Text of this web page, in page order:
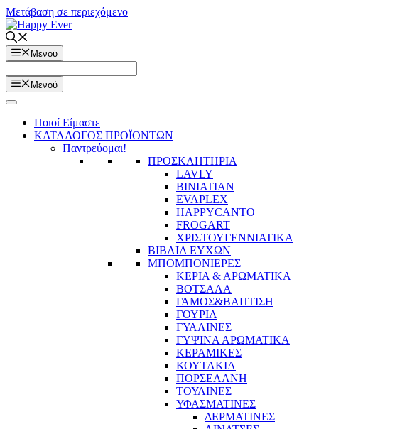
Μετάβαση σε περιεχόμενο
Μενού
Μενού
Ποιοί Είμαστε
ΚΑΤΑΛΟΓΟΣ ΠΡΟΪΟΝΤΩΝ
Παντρεύομαι!
ΠΡΟΣΚΛΗΤΗΡΙΑ
LAVLY
BINIATIAN
EVAPLEX
HAPPYCANTO
FROGART
ΧΡΙΣΤΟΥΓΕΝΝΙΑΤΙΚΑ
ΒΙΒΛΙΑ ΕΥΧΩΝ
ΜΠΟΜΠΟΝΙΕΡΕΣ
ΚΕΡΙΑ & ΑΡΩΜΑΤΙΚΑ
ΒΟΤΣΑΛΑ
ΓΑΜΟΣ&ΒΑΠΤΙΣΗ
ΓΟΥΡΙΑ
ΓΥΑΛΙΝΕΣ
ΓΥΨΙΝΑ ΑΡΩΜΑΤΙΚΑ
ΚΕΡΑΜΙΚΕΣ
ΚΟΥΤΑΚΙΑ
ΠΟΡΣΕΛΑΝΗ
ΤΟΥΛΙΝΕΣ
ΥΦΑΣΜΑΤΙΝΕΣ
ΔΕΡΜΑΤΙΝΕΣ